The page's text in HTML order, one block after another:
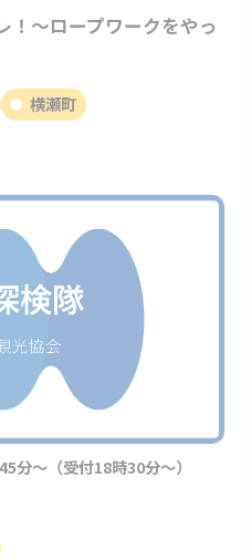
！～ロープワークをやっ
横瀬町
分～（受付18時30分～）